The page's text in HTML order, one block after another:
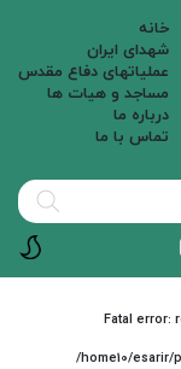
خانه
شهدای ایران
عملیاتهای دفاع مقدس
مساجد و هیات ها
درباره ما
تماس با ما
Fatal error:
/home10/esarir/